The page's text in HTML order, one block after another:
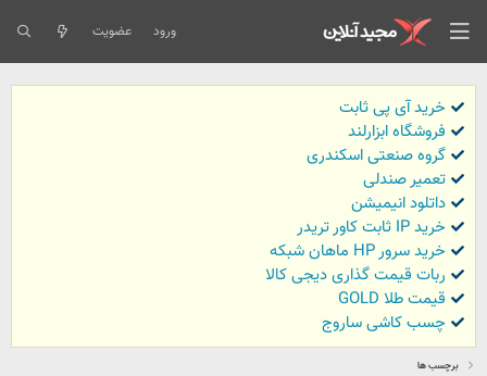
ورود عضویت
خرید آی پی ثابت
فروشگاه ابزارلند
گروه صنعتی اسکندری
تعمیر صندلی
داتلود انیمیشن
خرید IP ثابت کاور تریدر
خرید سرور HP ماهان شبکه
ربات قیمت گذاری دیجی کالا
قیمت طلا GOLD
چسب کاشی ساروج
برچسب ها